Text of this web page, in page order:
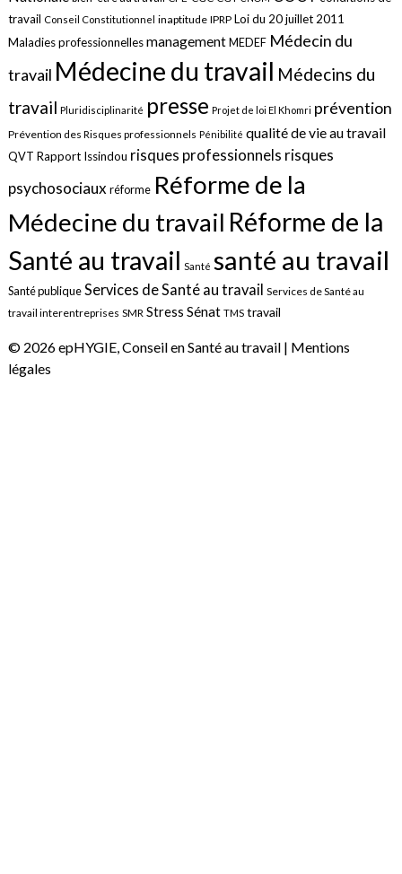
travail Conseil Constitutionnel inaptitude IPRP Loi du 20 juillet 2011
Maladies professionnellesmanagement MEDEF Médecin du
travail Médecine du travail Médecins du
travail Pluridisciplinarité presse Projet de loi El Khomri prévention
Prévention des Risques professionnels Pénibilité qualité de vie au travail
QVT Rapport Issindou risques professionnels risques
psychosociauxréforme Réforme de la
Médecine du travail Réforme de la
Santé au travail Santé santé au travail
Santé publiqueServices de Santé au travail Services de Santé au
travail interentreprises SMR Stress Sénat TMS travail
© 2026 epHYGIE, Conseil en Santé au travail | Mentions
légales